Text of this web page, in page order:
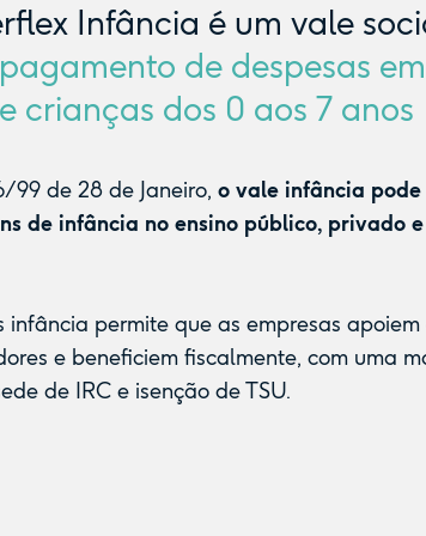
Infância é um vale
pagamento de despesas em
crianças dos 0 aos 7 anos
99 de 28 de Janeiro, o vale infância pode
de infância no ensino público, privado
infância permite que as empresas
e beneficiem fiscalmente, com uma
de IRC e isenção de TSU.